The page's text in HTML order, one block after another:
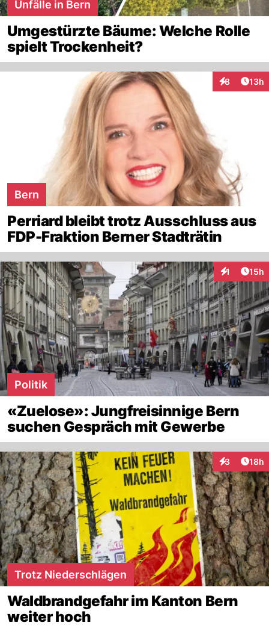
Unfälle in Bern
Umgestürzte Bäume: Welche Rolle
spielt Trockenheit?
8
Interaktionen
13h
Bern
Perriard bleibt trotz Ausschluss aus
FDP-Fraktion Berner Stadträtin
1 15h
Politik
«Zuelose»: Jungfreisinnige Bern
suchen Gespräch mit Gewerbe
3
Interaktionen
18h
Trotz Niederschlägen
Waldbrandgefahr im Kanton Bern
weiter hoch